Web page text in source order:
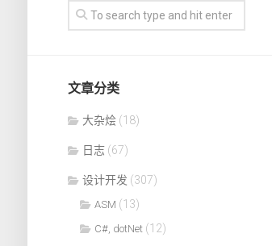
文章分类
大杂烩 (18)
日志(67)
设计开发 (307)
ASM (13)
C#, dotNet(12)